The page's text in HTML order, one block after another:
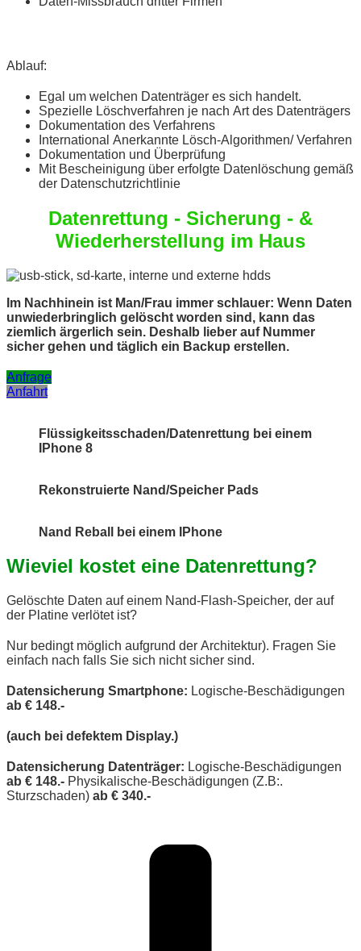
Ablauf:
Egal um welchen Datenträger es sich handelt.
Spezielle Löschverfahren je nach Art des Datenträgers
Dokumentation des Verfahrens
International Anerkannte Lösch-Algorithmen/ Verfahren
Dokumentation und Überprüfung
Mit Bescheinigung über erfolgte Datenlöschung gemäß
der Datenschutzrichtlinie
Datenrettung - Sicherung - &
Wiederherstellung im Haus
Im Nachhinein ist Man/Frau immer schlauer: Wenn Daten
unwiederbringlich gelöscht worden sind, kann das
ziemlich ärgerlich sein. Deshalb lieber auf Nummer
sicher gehen und täglich ein Backup erstellen.
Anfrage
Anfahrt
Flüssigkeitsschaden/Datenrettung bei einem
IPhone 8
Rekonstruierte Nand/Speicher Pads
Nand Reball bei einem IPhone
Wieviel kostet eine Datenrettung?
Gelöschte Daten auf einem Nand-Flash-Speicher, der auf
der Platine verlötet ist?
Nur bedingt möglich aufgrund der Architektur). Fragen Sie
einfach nach falls Sie sich nicht sicher sind.
Datensicherung Smartphone: Logische-Beschädigungen
ab € 148.-
(auch bei defektem Display.)
Datensicherung Datenträger: Logische-Beschädigungen
ab € 148.- Physikalische-Beschädigungen (Z.B:.
Sturzschaden) ab € 340.-